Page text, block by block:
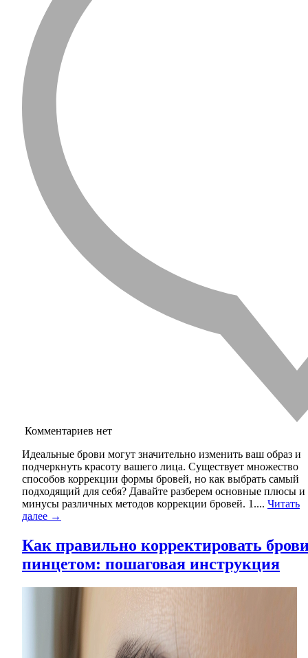
Комментариев нет
Идеальные брови могут значительно изменить ваш образ и
подчеркнуть красоту вашего лица. Существует множество
способов коррекции формы бровей, но как выбрать самый
подходящий для себя? Давайте разберем основные плюсы и
минусы различных методов коррекции бровей. 1.... Читать
далее →
Как правильно корректировать
пинцетом: пошаговая инструкция